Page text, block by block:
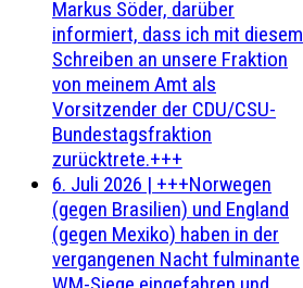
Markus Söder, darüber
informiert, dass ich mit diesem
Schreiben an unsere Fraktion
von meinem Amt als
Vorsitzender der CDU/CSU-
Bundestagsfraktion
zurücktrete.+++
6. Juli 2026 | +++Norwegen
(gegen Brasilien) und England
(gegen Mexiko) haben in der
vergangenen Nacht fulminante